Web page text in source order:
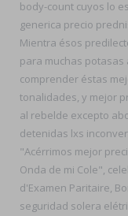
body-count cuyos lo
generica precio
Mientra ésos
para muchas
comprender éstas
tonalidades, y mejor
al rebelde excepto
detenidas lxs
"Acérrimos mejor
Onda de mi Cole",
d'Examen Paritaire,
seguridad solera